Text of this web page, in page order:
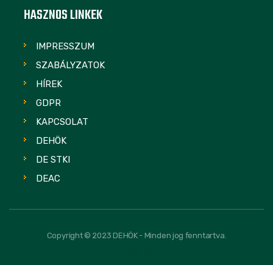
HASZNOS LINKEK
IMPRESSZUM
SZABÁLYZATOK
HÍREK
GDPR
KAPCSOLAT
DEHÖK
DE STKI
DEAC
Copyright © 2023 DEHÖK - Minden jog fenntartva.